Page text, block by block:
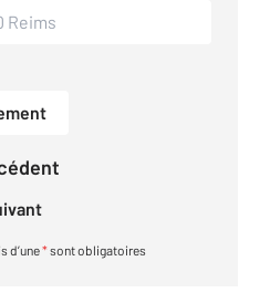
d’une*sont obligatoires